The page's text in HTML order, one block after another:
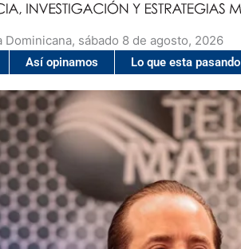
Dominicana, sábado 8 de agosto, 2026
Así opinamos Lo que esta pasando